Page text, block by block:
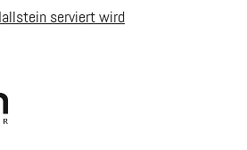
serviert wird